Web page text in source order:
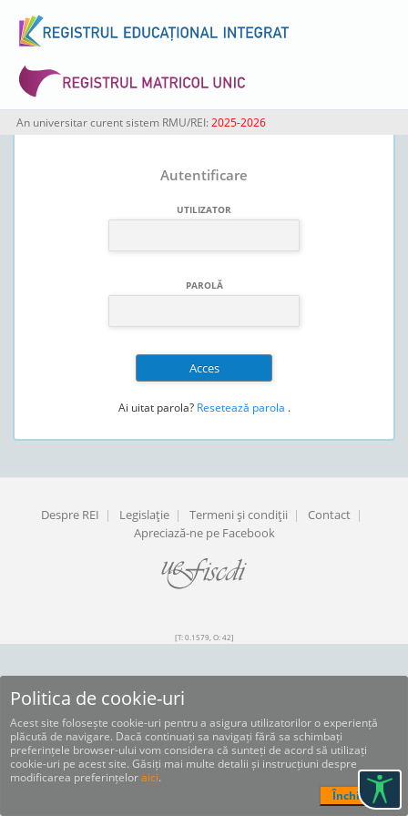
An universitar curent sistem RMU/REI: 2025-2026
Autentificare
UTILIZATOR
PAROLĂ
Ai uitat parola? Resetează parola .
Despre REI | Legislaţie | Termeni şi condiţii | Contact |
Apreciază-ne pe Facebook
[T: 0.1579, O: 42]
Politica de cookie-uri
Acest site folosește cookie-uri pentru a asigura utilizatorilor o experiență
plăcută de navigare. Dacă continuați sa navigați fără sa schimbați
preferințele browser-ului vom considera că sunteți de acord să utilizați
cookie-uri pe acest site. Găsiți mai multe detalii și instrucțiuni despre
modificarea preferințeloraici.